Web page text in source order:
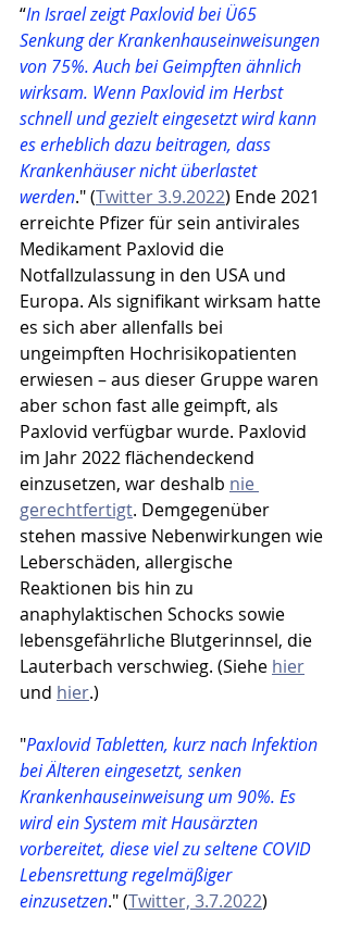
“In Israel zeigt Paxlovid bei Ü65
Senkung der Krankenhauseinweisungen
von 75%. Auch bei Geimpften ähnlich
wirksam. Wenn Paxlovid im Herbst
schnell und gezielt eingesetzt wird kann
es erheblich dazu beitragen, dass
Krankenhäuser nicht überlastet
werden." (Twitter 3.9.2022) Ende 2021
erreichte Pfizer für sein antivirales
Medikament Paxlovid die
Notfallzulassung in den USA und
Europa. Als signifikant wirksam hatte
es sich aber allenfalls bei
ungeimpften Hochrisikopatienten
erwiesen – aus dieser Gruppe waren
aber schon fast alle geimpft, als
Paxlovid verfügbar wurde. Paxlovid
im Jahr 2022 flächendeckend
einzusetzen, war deshalb nie
gerechtfertigt. Demgegenüber
stehen massive Nebenwirkungen wie
Leberschäden, allergische
Reaktionen bis hin zu
anaphylaktischen Schocks sowie
lebensgefährliche Blutgerinnsel, die
Lauterbach verschwieg. (Siehe hier
und hier.)
"Paxlovid Tabletten, kurz nach Infektion
bei Älteren eingesetzt, senken
Krankenhauseinweisung um 90%. Es
wird ein System mit Hausärzten
vorbereitet, diese viel zu seltene COVID
Lebensrettung regelmäßiger
einzusetzen." (Twitter, 3.7.2022)